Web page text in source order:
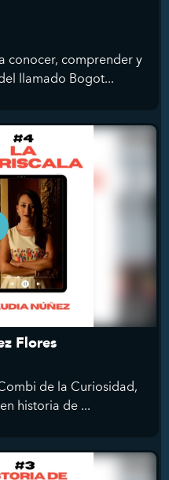
conocer, comprender y
llamado Bogot...
Flores
de la Curiosidad,
historia de ...